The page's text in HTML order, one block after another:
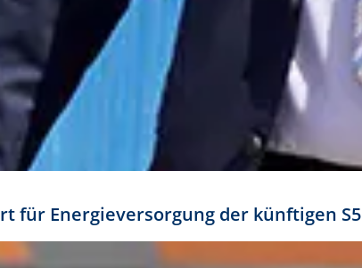
für Energieversorgung der künftigen S5